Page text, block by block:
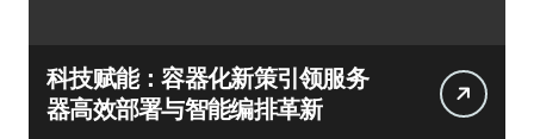
科技赋能：容器化新策引领服务
器高效部署与智能编排革新